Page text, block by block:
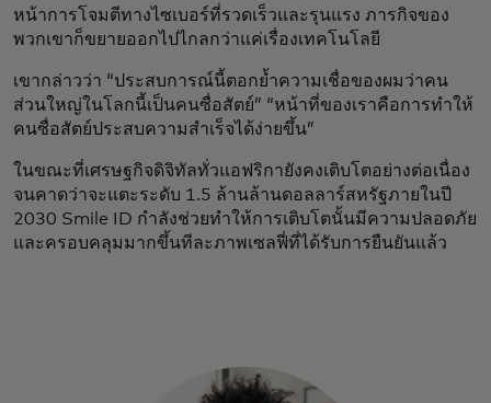
หน้าการโจมตีทางไซเบอร์ที่รวดเร็วและรุนแรง ภารกิจของ
พวกเขาก็ขยายออกไปไกลกว่าแค่เรื่องเทคโนโลยี
เขากล่าวว่า “ประสบการณ์นี้ตอกย้ำความเชื่อของผมว่าคน
ส่วนใหญ่ในโลกนี้เป็นคนซื่อสัตย์” “หน้าที่ของเราคือการทำให้
คนซื่อสัตย์ประสบความสำเร็จได้ง่ายขึ้น”
ในขณะที่เศรษฐกิจดิจิทัลทั่วแอฟริกายังคงเติบโตอย่างต่อเนื่อง
จนคาดว่าจะแตะระดับ 1.5 ล้านล้านดอลลาร์สหรัฐภายในปี
2030 Smile ID กำลังช่วยทำให้การเติบโตนั้นมีความปลอดภัย
และครอบคลุมมากขึ้นทีละภาพเซลฟี่ที่ได้รับการยืนยันแล้ว